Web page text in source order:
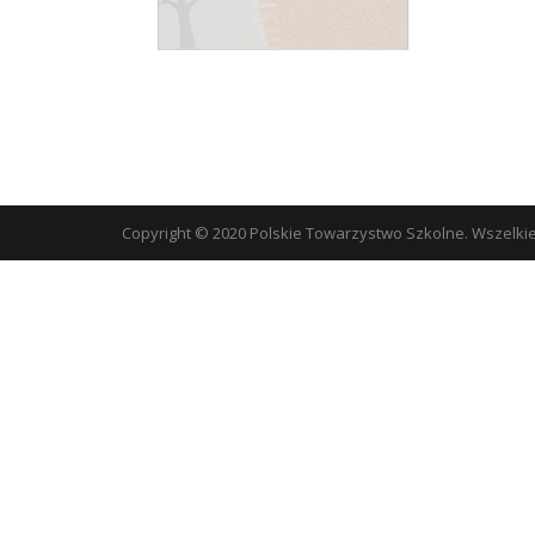
Copyright © 2020 Polskie Towarzystwo Szkolne.